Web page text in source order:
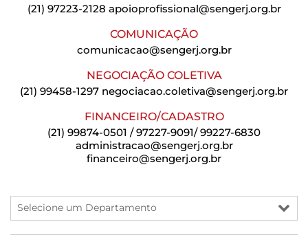
(21) 97223-2128 apoioprofissional@sengerj.org.br
COMUNICAÇÃO
comunicacao@sengerj.org.br
NEGOCIAÇÃO COLETIVA
(21) 99458-1297 negociacao.coletiva@sengerj.org.br
FINANCEIRO/CADASTRO
(21) 99874-0501 / 97227-9091/ 99227-6830
administracao@sengerj.org.br
financeiro@sengerj.org.br